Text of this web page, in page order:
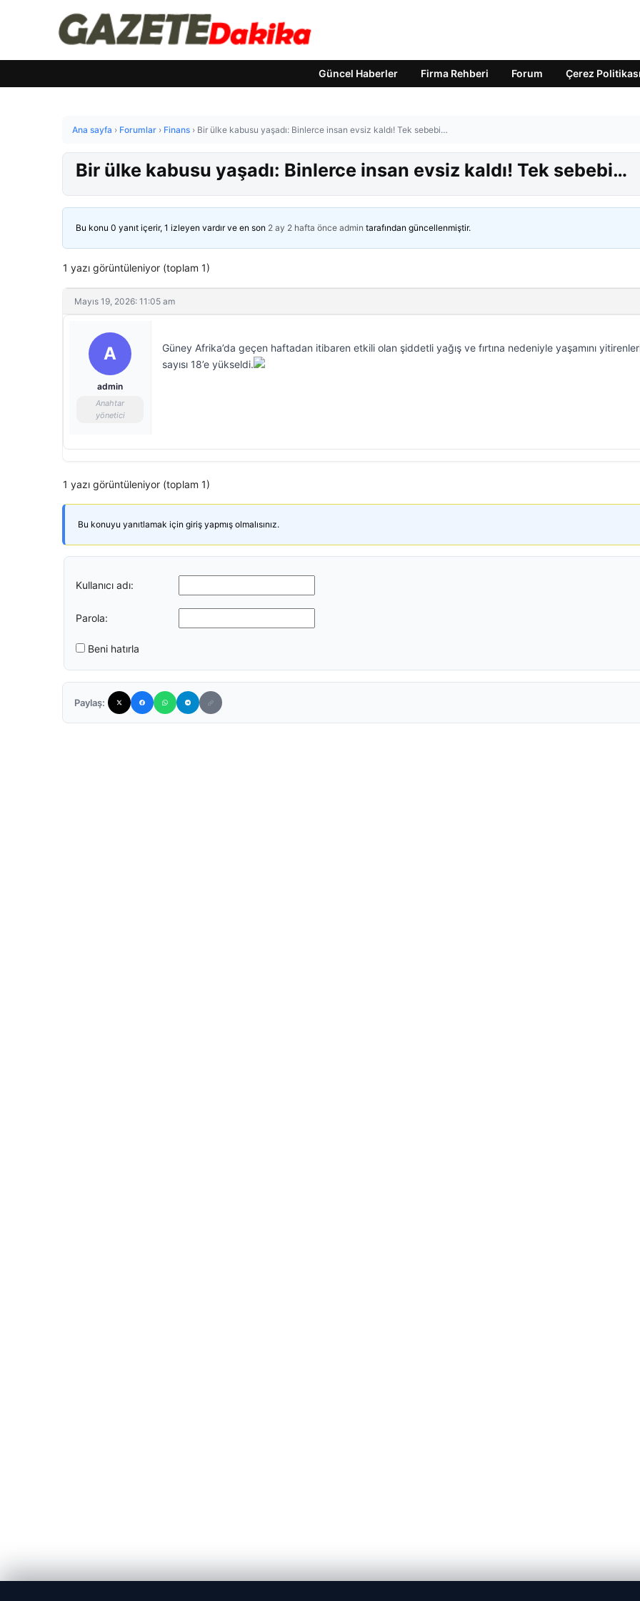
Güncel Haberler Firma Rehberi Forum Çerez Politikası
Ana sayfa › Forumlar › Finans › Bir ülke kabusu yaşadı: Binlerce insan evsiz kaldı! Tek sebebi…
Bir ülke kabusu yaşadı: Binlerce insan evsiz kaldı! Tek sebebi…
Bu konu 0 yanıt içerir, 1 izleyen vardır ve en son 2 ay 2 hafta önce admin tarafından güncellenmiştir.
1 yazı görüntüleniyor (toplam 1)
Mayıs 19, 2026: 11:05 am
A
admin
Anahtar
yönetici
Güney Afrika’da geçen haftadan itibaren etkili olan şiddetli yağış ve fırtına nedeniyle yaşamını
sayısı 18’e yükseldi.
1 yazı görüntüleniyor (toplam 1)
Bu konuyu yanıtlamak için giriş yapmış olmalısınız.
Kullanıcı adı:
Parola:
Beni hatırla
Paylaş: